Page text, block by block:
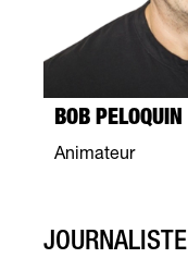
BOB PELOQUIN
Animateur
JOURNALISTE